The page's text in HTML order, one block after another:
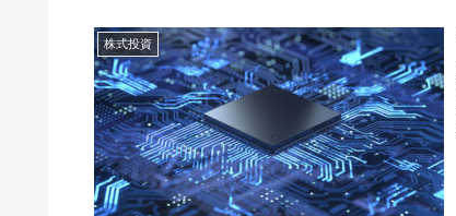
株式投資